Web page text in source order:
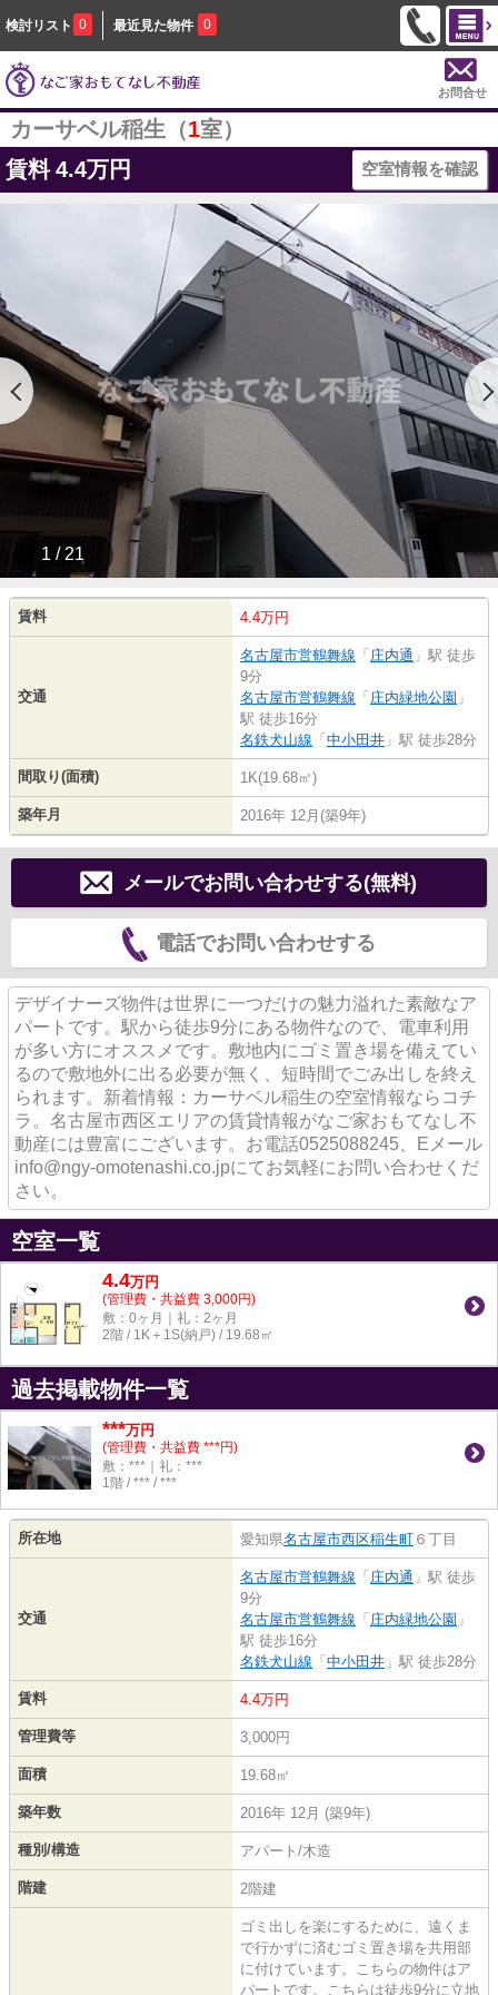
検討リスト 0 最近見た物件 0
お問合せ
カーサベル稲生（1室）
賃料 4.4万円 空室情報を確認
1 / 21
賃料 4.4万円
交通
名古屋市営鶴舞線 「 庄内通 」駅 徒歩
9分
名古屋市営鶴舞線 「 庄内緑地公園 」
駅 徒歩16分
名鉄犬山線 「 中小田井 」駅 徒歩28分
間取り(面積) 1K(19.68㎡)
築年月 2016年 12月(築9年)
メールでお問い合わせする(無料)
電話でお問い合わせする
デザイナーズ物件は世界に一つだけの魅力溢れた素敵なア
パートです。駅から徒歩9分にある物件なので、電車利用
が多い方にオススメです。敷地内にゴミ置き場を備えてい
るので敷地外に出る必要が無く、短時間でごみ出しを終え
られます。新着情報：カーサベル稲生の空室情報ならコチ
ラ。名古屋市西区エリアの賃貸情報がなご家おもてなし不
動産には豊富にございます。お電話0525088245、Eメール
info@ngy-omotenashi.co.jpにてお気軽にお問い合わせくだ
さい。
空室一覧
4.4万円
(管理費・共益費 3,000円)
敷：0ヶ月｜礼：2ヶ月
2階 / 1K＋1S(納戸) / 19.68㎡
過去掲載物件一覧
***万円
(管理費・共益費 ***円)
敷：***｜礼：***
1階 / *** / ***
所在地 愛知県名古屋市西区稲生町 ６丁目
交通
名古屋市営鶴舞線 「 庄内通 」駅 徒歩
9分
名古屋市営鶴舞線 「 庄内緑地公園 」
駅 徒歩16分
名鉄犬山線 「 中小田井 」駅 徒歩28分
賃料 4.4万円
管理費等 3,000円
面積 19.68㎡
築年数 2016年 12月 (築9年)
種別/構造 アパート/木造
階建 2階建
ゴミ出しを楽にするために、遠くま
で行かずに済むゴミ置き場を共用部
に付けています。こちらの物件はア
パートです。こちらは徒歩9分に立地